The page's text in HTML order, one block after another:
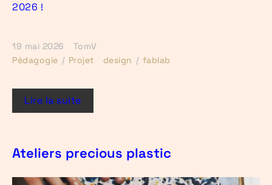
2026 !
19 mai 2026
TomV
Pédagogie
Projet design fablab
Lire la suite
Ateliers precious plastic